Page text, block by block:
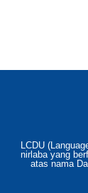
LCDU
nirlaba yang
atas nama